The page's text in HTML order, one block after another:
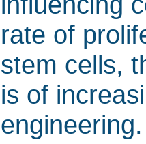
rate of
stem cells,
is of